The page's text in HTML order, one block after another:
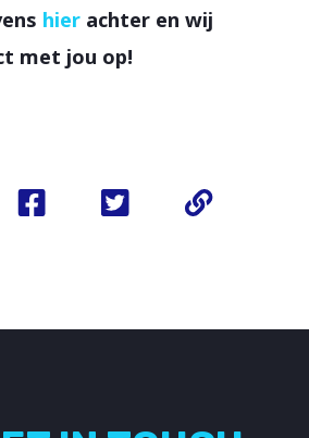
hier achter en wij
met jou op!